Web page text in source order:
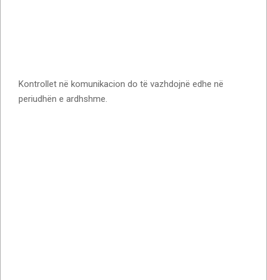
Kontrollet në komunikacion do të vazhdojnë edhe në
periudhën e ardhshme.